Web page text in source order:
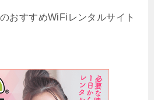
おすすめWiFiレンタルサイト